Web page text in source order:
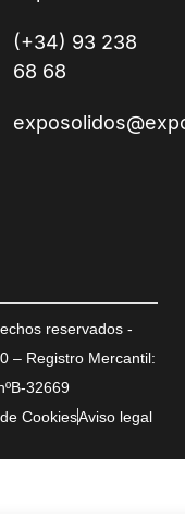
(+34) 93 238
68 68
reservados -
– Registro Mercantil:
32669
CookiesAviso legal